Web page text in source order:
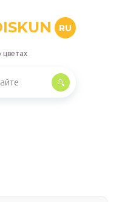
RU
цветах